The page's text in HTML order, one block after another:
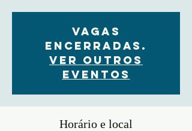
VAGAS
ENCERRADAS.
Ver outros
eventos
Horário e local